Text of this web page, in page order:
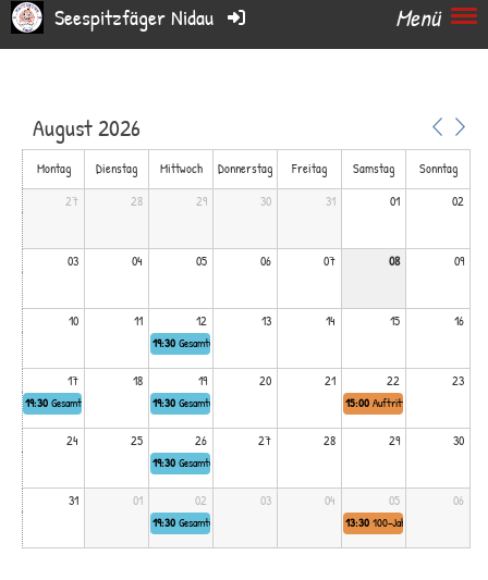
Menü
Seespitzfäger Nidau
August 2026
Montag Dienstag Mittwoch Donnerstag Freitag Samstag
Sonntag
27
28 29 30 31 01 02
03 04 05 06 07 08 09
10 11 12 13 14 15 16
17 18 19 20 21 22 23
24 25 26 27 28 29 30
31 01 02 03 04 05 06
19:30 Gesamtüben
19:30 Gesamtüben 19:30 Gesamtüben 15:00 Auftritt Hochzeit
19:30 Gesamtüben
19:30 Gesamtüben 13:30 100-Jahre Nidaugass